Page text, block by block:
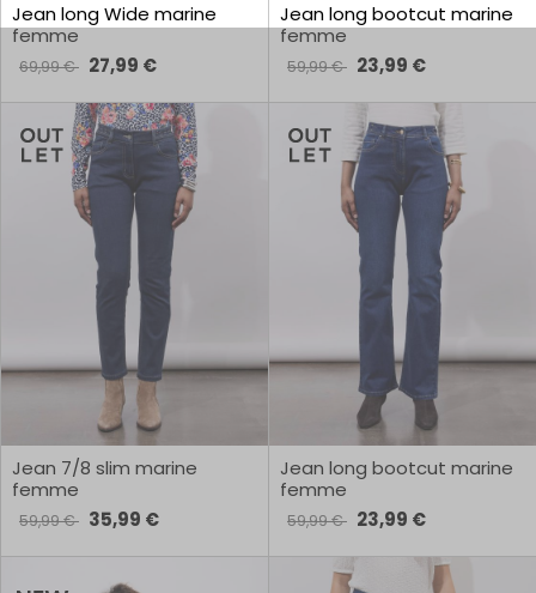
Jean long Wide marine
femme
69,99 € 27,99 €
Jean long bootcut marine
femme
59,99 € 23,99 €
Jean 7/8 slim marine
femme
59,99 € 35,99 €
Jean long bootcut marine
femme
59,99 € 23,99 €